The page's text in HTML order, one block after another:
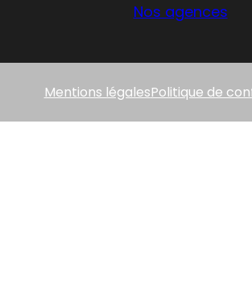
Nos agences
Mentions légalesPolitique de